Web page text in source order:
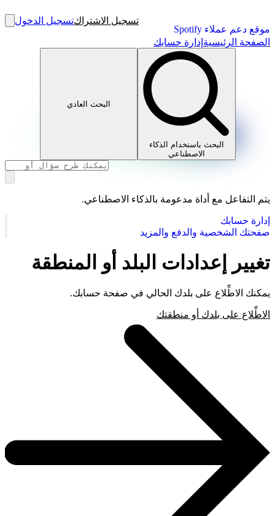
موقع دعم عملاء Spotify
تسجيل الاشتراكتسجيل الدخول
الصفحة الرئيسية إدارة حسابك
البحث باستخدام الذكاء
الاصطناعي
البحث العادي
يتم التفاعل مع أداة مدعومة بالذكاء الاصطناعي.
إدارة حسابك
صفحتك الشخصية والدفع والمزيد
تغيير إعدادات البلد أو المنطقة
يمكنك الاطِّلاع على بلدك الحالي في صفحة حسابك.
الاطِّلاع على بلدك أو منطقتك